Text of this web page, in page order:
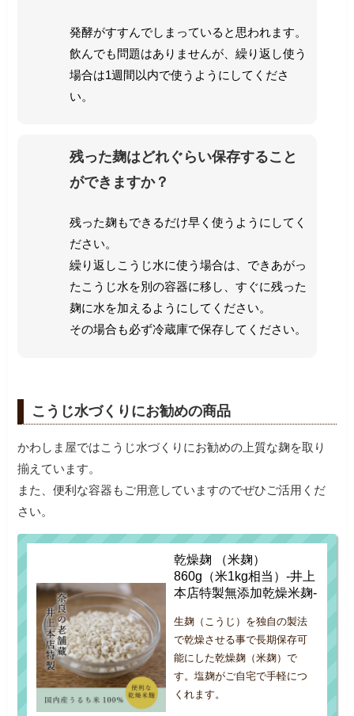
発酵がすすんでしまっていると思われます。
飲んでも問題はありませんが、繰り返し使う
場合は1週間以内で使うようにしてくださ
い。
残った麹はどれぐらい保存すること
ができますか？
残った麹もできるだけ早く使うようにしてく
ださい。
繰り返しこうじ水に使う場合は、できあがっ
たこうじ水を別の容器に移し、すぐに残った
麹に水を加えるようにしてください。
その場合も必ず冷蔵庫で保存してください。
こうじ水づくりにお勧めの商品
かわしま屋ではこうじ水づくりにお勧めの上質な麹を取り
揃えています。
また、便利な容器もご用意していますのでぜひご活用くだ
さい。
乾燥麹 （米麹）
860g（米1kg相当）-井上
本店特製無添加乾燥米麹-
生麹（こうじ）を独自の製法
で乾燥させる事で長期保存可
能にした乾燥麹（米麹）で
す。塩麹がご自宅で手軽につ
くれます。